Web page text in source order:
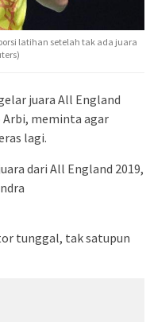
latihan setelah tak ada juara
juara All England
Arbi, meminta agar
lagi.
dari All England 2019,
tunggal, tak satupun